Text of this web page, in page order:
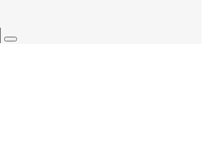
Search